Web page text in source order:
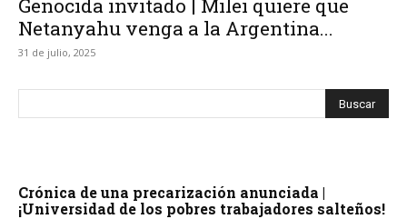
Genocida invitado | Milei quiere que
Netanyahu venga a la Argentina...
31 de julio, 2025
Crónica de una precarización anunciada |
¡Universidad de los pobres trabajadores salteños!